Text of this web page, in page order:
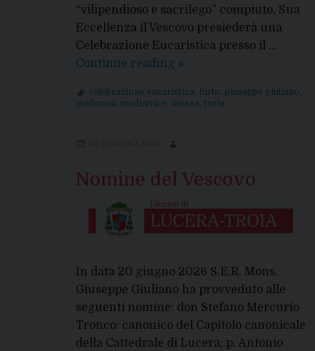
“vilipendioso e sacrilego” compiuto, Sua
Eccellenza il Vescovo presiederà una
Celebrazione Eucaristica presso il …
Continue reading 15
2026:
per
furto
alla
Troia
»
celebrazione eucaristica furto giuseppe giuliano
madonna mediatrice messa troia
Nomine del Vescovo
In data 20 giugno 2026 S.E.R. Mons.
Giuseppe Giuliano ha provveduto alle
seguenti nomine: don Stefano Mercurio
Tronco: canonico del Capitolo canonicale
della Cattedrale di Lucera; p. Antonio